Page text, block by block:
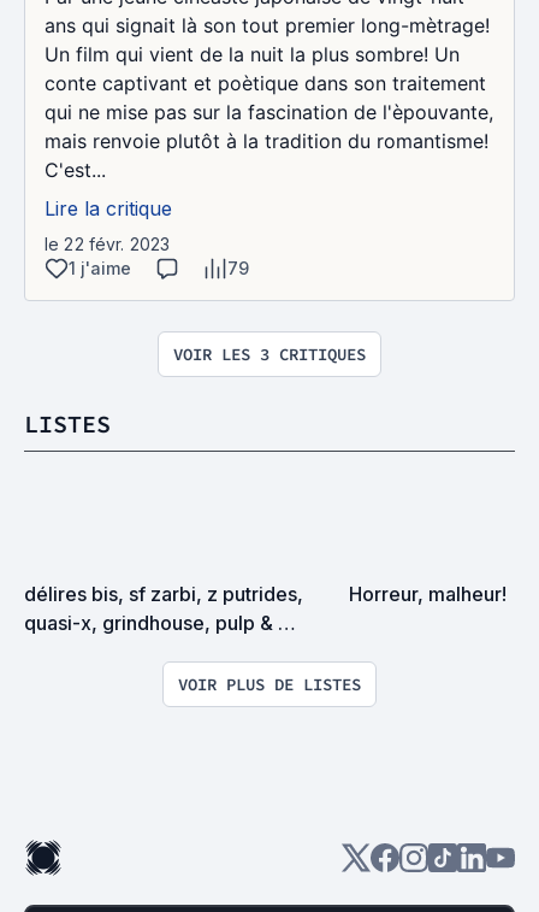
ans qui signait là son tout premier long-mètrage!
Un film qui vient de la nuit la plus sombre! Un
conte captivant et poètique dans son traitement
qui ne mise pas sur la fascination de l'èpouvante,
mais renvoie plutôt à la tradition du romantisme!
C'est...
Lire la critique
le 22 févr. 2023
1 j'aime
79
VOIR LES 3 CRITIQUES
LISTES
délires bis, sf zarbi, z putrides,
quasi-x, grindhouse, pulp &
Horreur, malheur!
VOIR PLUS DE LISTES